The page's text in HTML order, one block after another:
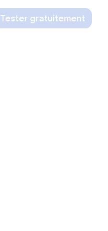
Tester gratuitement